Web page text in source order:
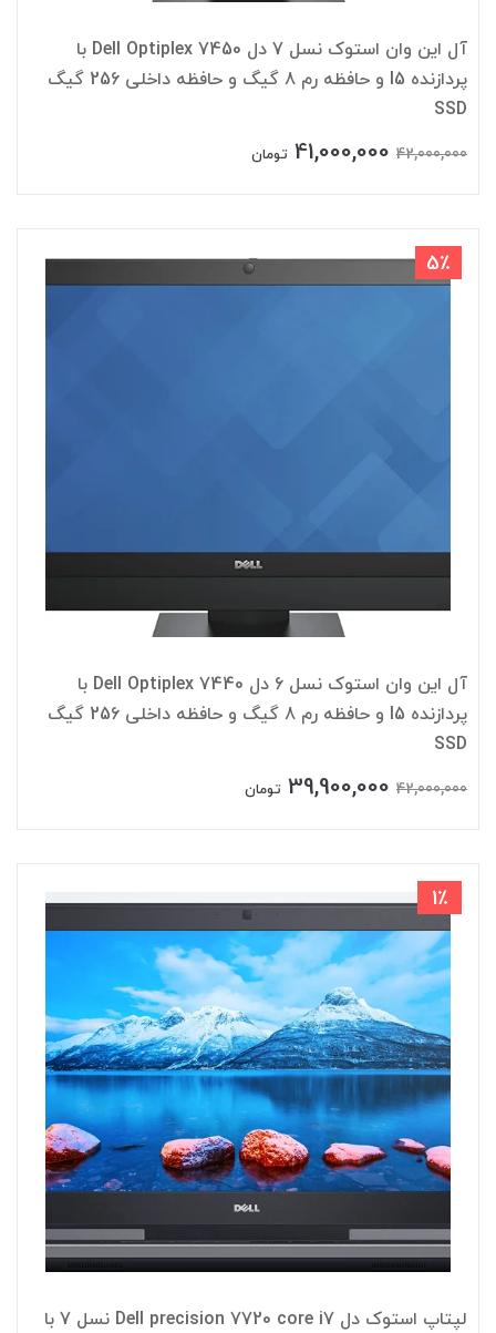
آل این وان استوک نسل 7 دل Dell Optiplex 7450 با
پردازنده I5 و حافظه رم 8 گیگ و حافظه داخلی 256 گیگ
SSD
42,000,000
41,000,000 تومان
5٪
آل این وان استوک نسل 6 دل Dell Optiplex 7440 با
پردازنده I5 و حافظه رم 8 گیگ و حافظه داخلی 256 گیگ
SSD
42,000,000
39,900,000 تومان
1٪
لپتاپ استوک دل Dell precision 7720 core i7 نسل 7 با